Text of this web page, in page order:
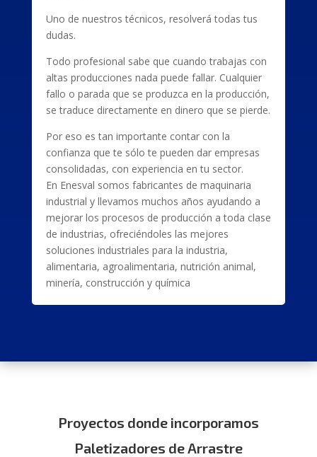
Uno de nuestros técnicos, resolverá todas tus
dudas.
Todo profesional sabe que cuando trabajas con
altas producciones nada puede fallar. Cualquier
fallo o parada que se produzca en la producción,
se traduce directamente en dinero que se pierde.
Por eso es tan importante contar con la
confianza que te sólo te pueden dar empresas
consolidadas, con experiencia en tu sector.
En Enesval somos fabricantes de maquinaria
industrial y llevamos muchos años ayudando a
mejorar los procesos de producción a toda clase
de industrias, ofreciéndoles las mejores
soluciones industriales para la industria,
alimentaria, agroalimentaria, nutrición animal,
minería, construcción y química
Proyectos donde incorporamos
Paletizadores de Arrastre